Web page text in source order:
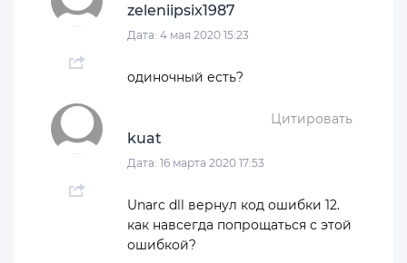
zeleniipsix1987
Дата: 4 мая 2020 15:23
одиночный есть?
Цитировать
kuat
Дата: 16 марта 2020 17:53
Unarc dll вернул код ошибки 12.
как навсегда попрощаться с этой
ошибкой?